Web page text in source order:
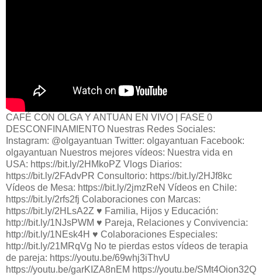
CAFÉ CON OLGA Y ANTUAN EN VIVO | FASE 0
DESCONFINAMIENTO Nuestras Redes Sociales:
Instagram: @olgayantuan Twitter: olgayantuan Facebook:
olgayantuan Nuestros mejores vídeos: Nuestra vida en
USA: https://bit.ly/2HMkoPZ Vlogs Diarios:
https://bit.ly/2FAdvPR Consultorio: https://bit.ly/2HJf8kc
Vídeos de Mesa: https://bit.ly/2jmzReN Vídeos en Chile:
https://bit.ly/2rfs2fj Colaboraciones con Marcas:
https://bit.ly/2HLsA2Z ♥️ Familia, Hijos y Educación:
http://bit.ly/1NJsPWM ♥️ Pareja, Relaciones y Convivencia:
http://bit.ly/1NEsk4H ♥️ Colaboraciones Especiales:
http://bit.ly/21MRqVg No te pierdas estos vídeos de terapia
de pareja: https://youtu.be/69whj3iThvU
https://youtu.be/garKIZA8nEM https://youtu.be/SMt4Oion32Q